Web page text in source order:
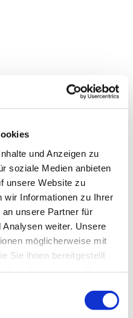
und Anzeigen zu
soziale Medien anbieten
unsere Website zu
wir Informationen zu Ihrer
unsere Partner für
weiter. Unsere
möglicherweise mit
Sie ihnen bereitgestellt
Sie auch